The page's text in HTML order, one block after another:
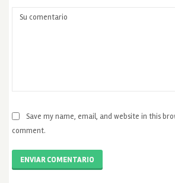
Save my name, email, and website in this
comment.
ENVIAR COMENTARIO